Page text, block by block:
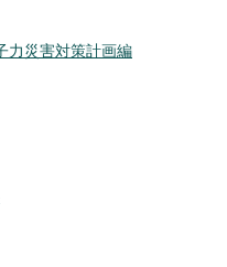
力災害対策計画編